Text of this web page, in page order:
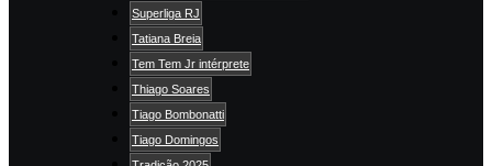
Superliga RJ
Tatiana Breia
Tem Tem Jr intérprete
Thiago Soares
Tiago Bombonatti
Tiago Domingos